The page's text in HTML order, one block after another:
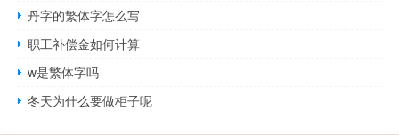
丹字的繁体字怎么写
职工补偿金如何计算
w是繁体字吗
冬天为什么要做柜子呢